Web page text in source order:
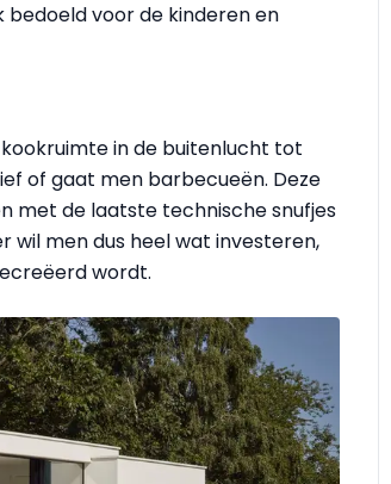
bedoeld voor de kinderen en
in de buitenlucht tot
of gaat men barbecueën. Deze
met de laatste technische snufjes
wil men dus heel wat investeren,
wordt.